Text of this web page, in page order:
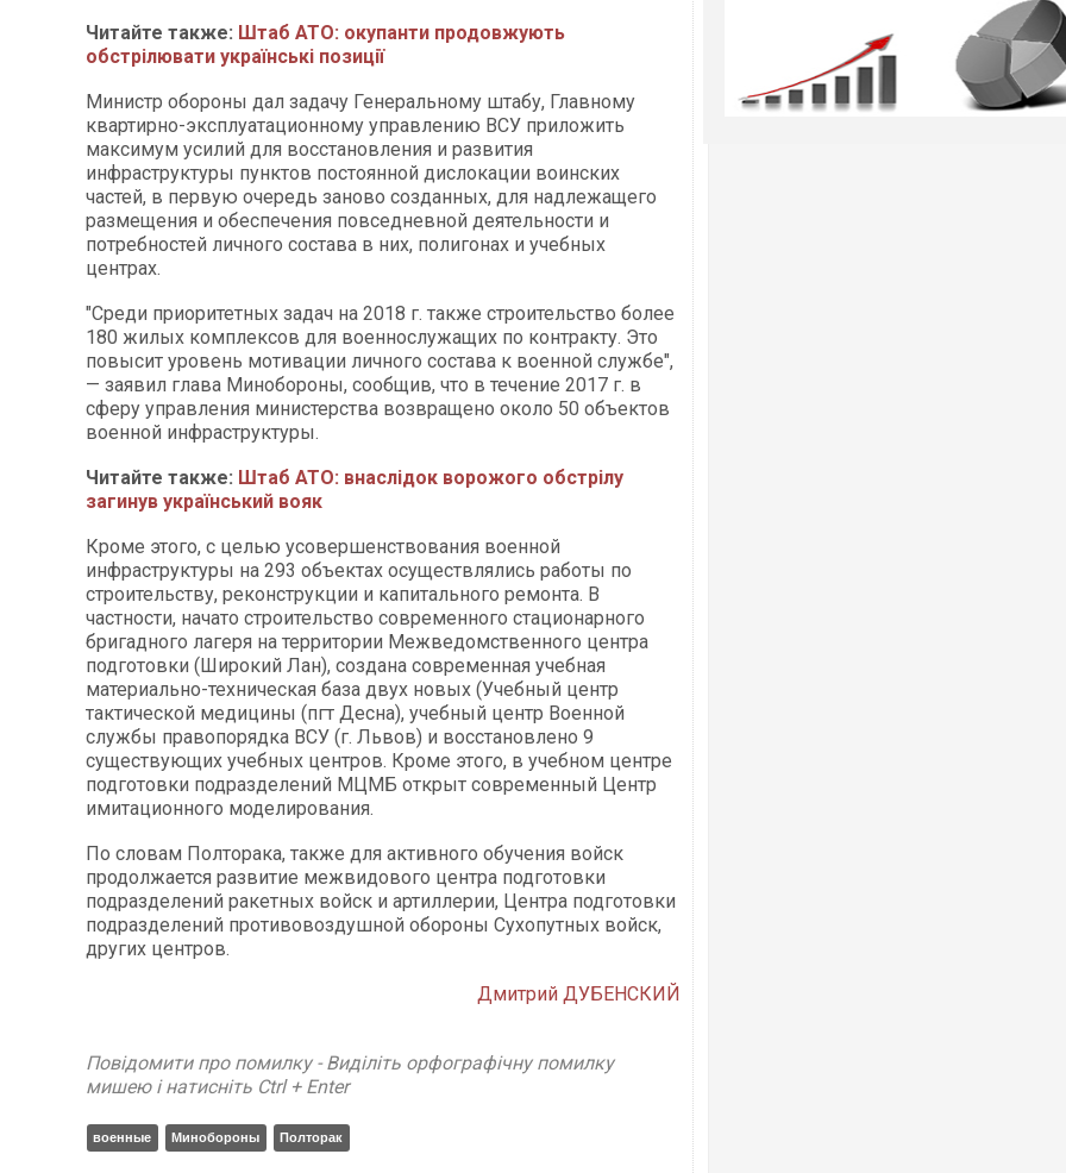
Читайте также: Штаб АТО: окупанти продовжують
обстрілювати українські позиції
Министр обороны дал задачу Генеральному штабу, Главному
квартирно-эксплуатационному управлению ВСУ приложить
максимум усилий для восстановления и развития
инфраструктуры пунктов постоянной дислокации воинских
частей, в первую очередь заново созданных, для надлежащего
размещения и обеспечения повседневной деятельности и
потребностей личного состава в них, полигонах и учебных
центрах.
"Среди приоритетных задач на 2018 г. также строительство более
180 жилых комплексов для военнослужащих по контракту. Это
повысит уровень мотивации личного состава к военной службе",
— заявил глава Минобороны, сообщив, что в течение 2017 г. в
сферу управления министерства возвращено около 50 объектов
военной инфраструктуры.
Читайте также: Штаб АТО: внаслідок ворожого обстрілу
загинув український вояк
Кроме этого, с целью усовершенствования военной
инфраструктуры на 293 объектах осуществлялись работы по
строительству, реконструкции и капитального ремонта. В
частности, начато строительство современного стационарного
бригадного лагеря на территории Межведомственного центра
подготовки (Широкий Лан), создана современная учебная
материально-техническая база двух новых (Учебный центр
тактической медицины (пгт Десна), учебный центр Военной
службы правопорядка ВСУ (г. Львов) и восстановлено 9
существующих учебных центров. Кроме этого, в учебном центре
подготовки подразделений МЦМБ открыт современный Центр
имитационного моделирования.
По словам Полторака, также для активного обучения войск
продолжается развитие межвидового центра подготовки
подразделений ракетных войск и артиллерии, Центра подготовки
подразделений противовоздушной обороны Сухопутных войск,
других центров.
Дмитрий ДУБЕНСКИЙ
Повідомити про помилку - Виділіть орфографічну помилку
мишею і натисніть Ctrl + Enter
военные Минобороны Полторак